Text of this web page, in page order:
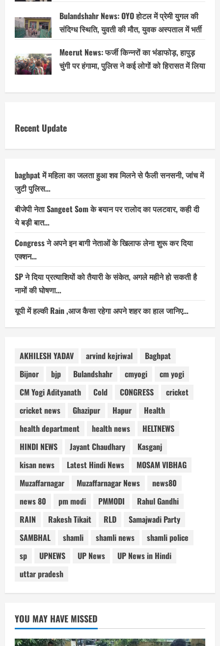
Bulandshahr News: OYO होटल में प्रेमी युगल की
संदिग्ध स्थिति, युवती की मौत, युवक अस्पताल में भर्ती
Meerut News: फर्जी किन्नरों का भंडाफोड़, हापुड़
चुंगी पर हंगामा, पुलिस ने कई लोगों को हिरासत में लिया
Recent Update
baghpat में महिला का जलता हुआ शव मिलने से फैली सनसनी, जांच में
जुटी पुलिस…
बीजेपी नेता Sangeet Som के बयान पर रालोद का पलटवार, कही दी
ये बड़ी बात…
Congress ने अपने इन बागी नेताओं के खिलाफ लेना शुरू कर दिया
एक्शन…
SP ने दिया प्रत्याशियों को तैयारी के संकेत, अगले महीने हो सकती है
नामों की घोषणा…
यूपी में हल्की Rain ,आज कैसा रहेगा अपने शहर का हाल जानिए…
AKHILESH YADAV arvind kejriwal
Baghpat
Bijnor
bjp Bulandshahr cmyogi
cm yogi
CM Yogi Adityanath
Cold CONGRESS
cricket
cricket news
Ghazipur Hapur
Health
health department
health news
HELTNEWS
HINDI NEWS
Jayant Chaudhary
Kasganj
kisan news
Latest Hindi News
MOSAM VIBHAG
Muzaffarnagar
Muzaffarnagar News
news80
news 80
pm modi PMMODI
Rahul Gandhi
RAIN
Rakesh Tikait RLD
Samajwadi Party
SAMBHAL
shamli shamli news
shamli police
sp
UPNEWS UP News
UP News in Hindi
uttar pradesh
YOU MAY HAVE MISSED